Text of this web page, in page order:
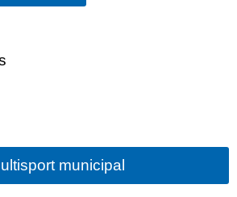
municipal